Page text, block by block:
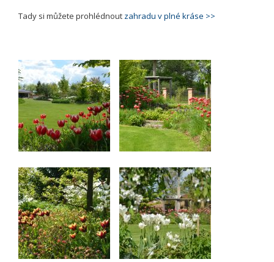
Tady si můžete prohlédnout zahradu v plné kráse >>